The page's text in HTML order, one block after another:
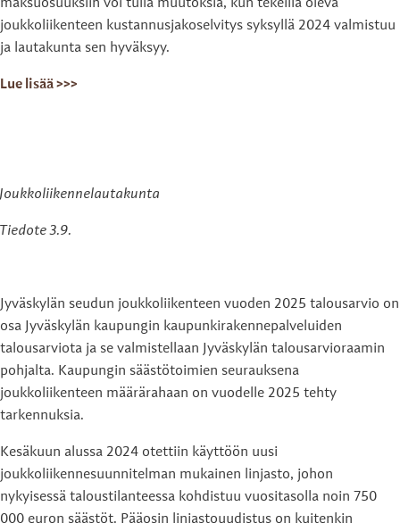
maksuosuuksiin voi tulla muutoksia, kun tekeillä oleva
joukkoliikenteen kustannusjakoselvitys syksyllä 2024 valmistuu
ja lautakunta sen hyväksyy.
Lue lisää >>>
Joukkoliikennelautakunta
Tiedote 3.9.
Jyväskylän seudun joukkoliikenteen vuoden 2025 talousarvio on
osa Jyväskylän kaupungin kaupunkirakennepalveluiden
talousarviota ja se valmistellaan Jyväskylän talousarvioraamin
pohjalta. Kaupungin säästötoimien seurauksena
joukkoliikenteen määrärahaan on vuodelle 2025 tehty
tarkennuksia.
Kesäkuun alussa 2024 otettiin käyttöön uusi
joukkoliikennesuunnitelman mukainen linjasto, johon
nykyisessä taloustilanteessa kohdistuu vuositasolla noin 750
000 euron säästöt. Pääosin linjastouudistus on kuitenkin